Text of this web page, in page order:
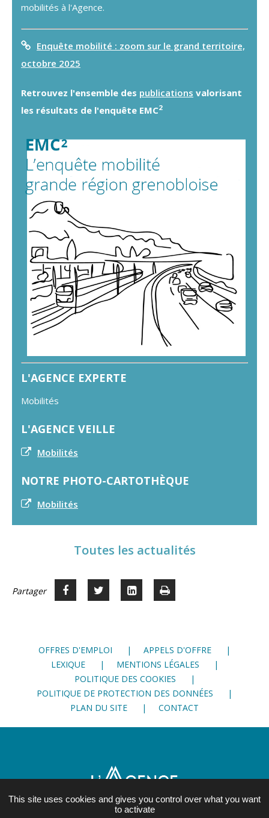
mobilités à l'Agence.
Enquête mobilité : zoom sur le grand territoire,
octobre 2025
Retrouvez l'ensemble des publications valorisant
les résultats de l'enquête EMC2
L'AGENCE EXPERTE
Mobilités
L'AGENCE VEILLE
Mobilités
NOTRE PHOTO-CARTOTHÈQUE
Mobilités
Toutes les actualités
Partager Partager
Partager
Voir
Imprimer
OFFRES D'EMPLOI
APPELS D'OFFRE
LEXIQUE
MENTIONS LÉGALES
POLITIQUE DES COOKIES
POLITIQUE DE PROTECTION DES DONNÉES
PLAN DU SITE
CONTACT
This site uses cookies and gives you control over what you want
to activate